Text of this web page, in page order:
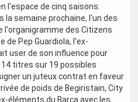
l'espace de cinq saisons.
la semaine prochaine, l'un des
l'organigramme des Citizens
de Pep Guardiola, l'ex-
user de son influence pour
titres sur 19 possibles
un juteux contrat en faveur
de poids de Begiristain, City
éléments du Barça avec les